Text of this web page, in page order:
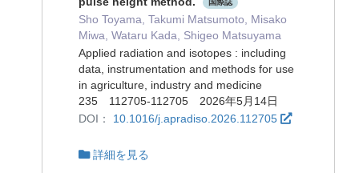
国際誌
Sho Toyama, Takumi Matsumoto, Misako
Miwa, Wataru Kada, Shigeo Matsuyama
Applied radiation and isotopes : including
data, instrumentation and methods for use
in agriculture, industry and medicine
235 112705-112705 2026年5月14日
DOI：
10.1016/j.apradiso.2026.112705
詳細を見る